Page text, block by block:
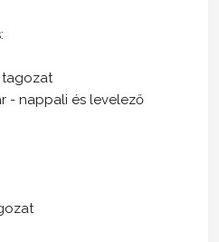
tagozat
- nappali és levelező